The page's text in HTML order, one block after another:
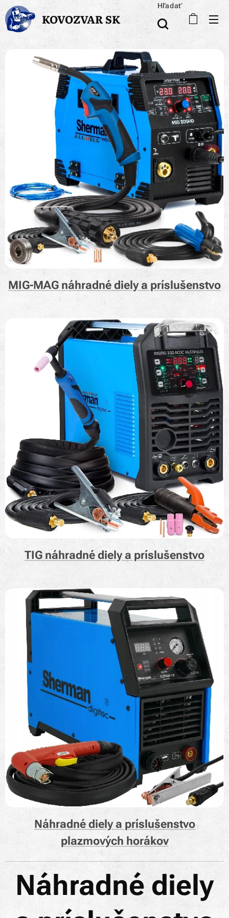
KOVOZVAR SK
Hľadať
MIG-MAG náhradné diely a príslušenstvo
TIG náhradné diely a príslušenstvo
Náhradné diely a príslušenstvo
plazmových horákov
Náhradné diely